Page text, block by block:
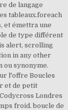
de langage
tableaux.foreach
et émettra une
de type différent
alert, scrolling
in any other
ou synonyme.
l'offre Boucles
et de petit
Londres
froid. boucle de